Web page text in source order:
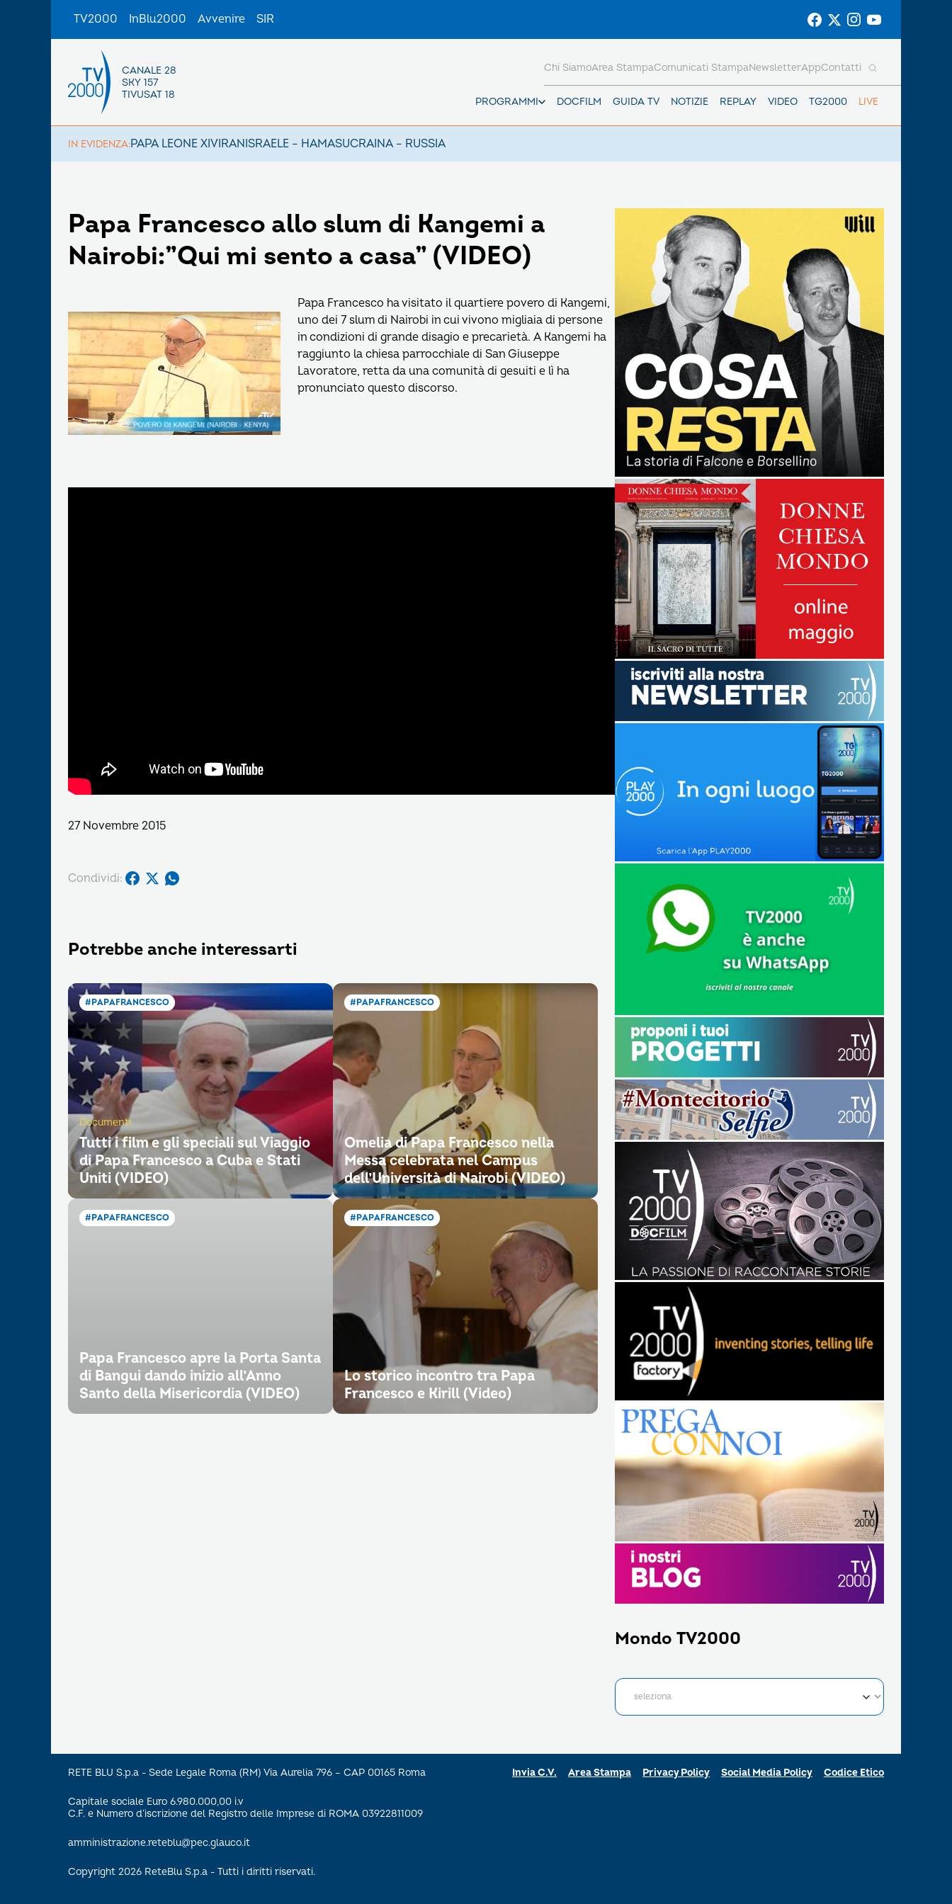
TV2000 InBlu2000 Avvenire SIR
CANALE 28
SKY 157
TIVUSAT 18
PROGRAMMI DOCFILM GUIDA TV NOTIZIE REPLAY VIDEO TG2000 LIVE
Chi SiamoArea StampaComunicati StampaNewsletterAppContatti
IN EVIDENZA:PAPA LEONE XIVIRANISRAELE – HAMASUCRAINA – RUSSIA
Papa Francesco allo slum di Kangemi a
Nairobi:”Qui mi sento a casa” (VIDEO)
Papa Francesco ha visitato il quartiere povero di Kangemi,
uno dei 7 slum di Nairobi in cui vivono migliaia di persone
in condizioni di grande disagio e precarietà. A Kangemi ha
raggiunto la chiesa parrocchiale di San Giuseppe
Lavoratore, retta da una comunità di gesuiti e lì ha
pronunciato questo discorso.
27 Novembre 2015
Condividi:
Potrebbe anche interessarti
#PAPAFRANCESCO
Documenti
Tutti i film e gli speciali sul Viaggio
di Papa Francesco a Cuba e Stati
Uniti (VIDEO)
#PAPAFRANCESCO
Omelia di Papa Francesco nella
Messa celebrata nel Campus
dell’Università di Nairobi (VIDEO)
#PAPAFRANCESCO
Papa Francesco apre la Porta Santa
di Bangui dando inizio all’Anno
Santo della Misericordia (VIDEO)
#PAPAFRANCESCO
Lo storico incontro tra Papa
Francesco e Kirill (Video)
Mondo TV2000
RETE BLU S.p.a - Sede Legale Roma (RM) Via Aurelia 796 – CAP 00165 Roma
Capitale sociale Euro 6.980.000,00 i.v
C.F. e Numero d’iscrizione del Registro delle Imprese di ROMA 03922811009
amministrazione.reteblu@pec.glauco.it
Copyright 2026 ReteBlu S.p.a - Tutti i diritti riservati.
Invia C.V. Area Stampa Privacy Policy Social Media Policy Codice Etico